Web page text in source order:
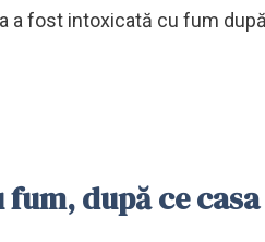
a fost intoxicată cu fum
după ce